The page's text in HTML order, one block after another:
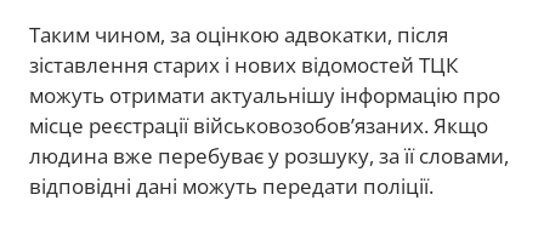
Таким чином, за оцінкою адвокатки, після
зіставлення старих і нових відомостей ТЦК
можуть отримати актуальнішу інформацію про
місце реєстрації військовозобов’язаних. Якщо
людина вже перебуває у розшуку, за її словами,
відповідні дані можуть передати поліції.